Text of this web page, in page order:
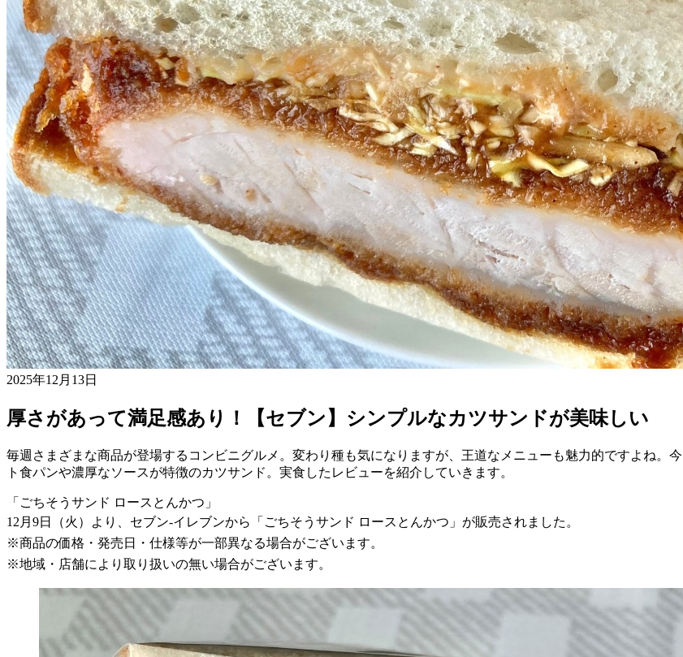
2025年12月13日
厚さがあって満足感あり！【セブン】シンプルなカツサンドが美味しい
毎週さまざまな商品が登場するコンビニグルメ。変わり種も気になりますが、王道なメニューも魅力的ですよね。
ト食パンや濃厚なソースが特徴のカツサンド。実食したレビューを紹介していきます。
「ごちそうサンド ロースとんかつ」
12月9日（火）より、セブン-イレブンから「ごちそうサンド ロースとんかつ」が販売されました。
※商品の価格・発売日・仕様等が一部異なる場合がございます。
※地域・店舗により取り扱いの無い場合がございます。